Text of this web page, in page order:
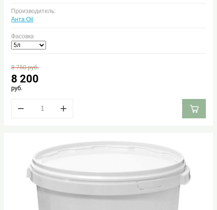
Производитель:
Анта Oil
Фасовка
8 750руб.
8 200
руб.
− +